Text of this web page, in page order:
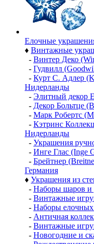
Елочные
♦ Винтажные
- Винтер Деко
- Гудвилл
- Курт С. Адлер
Нидерланды
- Элитный декор
- Декор Больтце
- Марк Робертс
- Кэтринс
Нидерланды
- Украшения
- Инге Глас (Inge
- Брейтнер
Германия
♦ Украшения из
- Наборы шаров и
- Винтажные
- Наборы елочных
- Античная
- Винтажные
- Новогодние и